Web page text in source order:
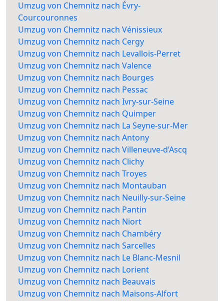
Umzug von Chemnitz nach Évry-
Courcouronnes
Umzug von Chemnitz nach Vénissieux
Umzug von Chemnitz nach Cergy
Umzug von Chemnitz nach Levallois-Perret
Umzug von Chemnitz nach Valence
Umzug von Chemnitz nach Bourges
Umzug von Chemnitz nach Pessac
Umzug von Chemnitz nach Ivry-sur-Seine
Umzug von Chemnitz nach Quimper
Umzug von Chemnitz nach La Seyne-sur-Mer
Umzug von Chemnitz nach Antony
Umzug von Chemnitz nach Villeneuve-d’Ascq
Umzug von Chemnitz nach Clichy
Umzug von Chemnitz nach Troyes
Umzug von Chemnitz nach Montauban
Umzug von Chemnitz nach Neuilly-sur-Seine
Umzug von Chemnitz nach Pantin
Umzug von Chemnitz nach Niort
Umzug von Chemnitz nach Chambéry
Umzug von Chemnitz nach Sarcelles
Umzug von Chemnitz nach Le Blanc-Mesnil
Umzug von Chemnitz nach Lorient
Umzug von Chemnitz nach Beauvais
Umzug von Chemnitz nach Maisons-Alfort